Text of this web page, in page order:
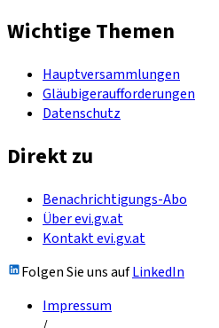
Wichtige Themen
Hauptversammlungen
Gläubigeraufforderungen
Datenschutz
Direkt zu
Benachrichtigungs-Abo
Über evi.gv.at
Kontakt evi.gv.at
Folgen Sie uns aufLinkedIn
Impressum